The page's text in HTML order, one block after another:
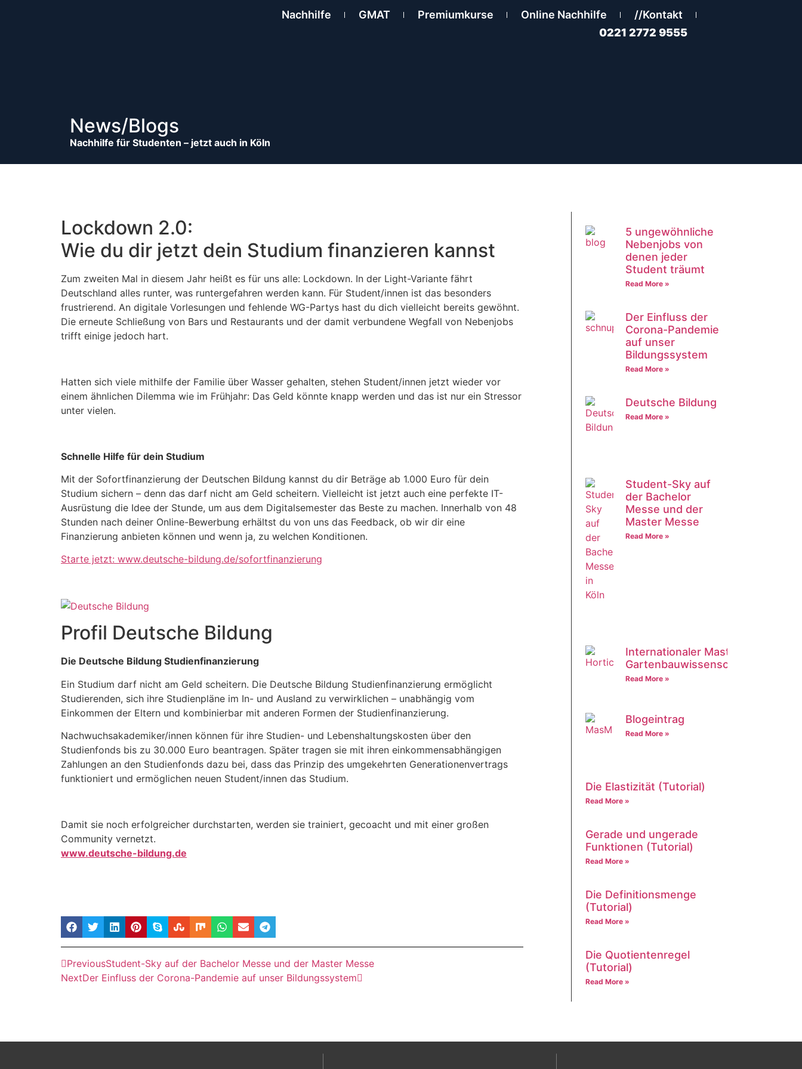
Nachhilfe GMAT Premiumkurse Online Nachhilfe
//Kontakt
0221 2772 9555
News/Blogs
Nachhilfe für Studenten – jetzt auch in Köln
Lockdown 2.0:
Wie du dir jetzt dein Studium finanzieren kannst
Zum zweiten Mal in diesem Jahr heißt es für uns alle: Lockdown. In der Light-Variante fährt
Deutschland alles runter, was runtergefahren werden kann. Für Student/innen ist das besonders
frustrierend. An digitale Vorlesungen und fehlende WG-Partys hast du dich vielleicht bereits gewöhnt.
Die erneute Schließung von Bars und Restaurants und der damit verbundene Wegfall von Nebenjobs
trifft einige jedoch hart.
Hatten sich viele mithilfe der Familie über Wasser gehalten, stehen Student/innen jetzt wieder vor
einem ähnlichen Dilemma wie im Frühjahr: Das Geld könnte knapp werden und das ist nur ein Stressor
unter vielen.
Schnelle Hilfe für dein Studium
Mit der Sofortfinanzierung der Deutschen Bildung kannst du dir Beträge ab 1.000 Euro für dein
Studium sichern – denn das darf nicht am Geld scheitern. Vielleicht ist jetzt auch eine perfekte IT-
Ausrüstung die Idee der Stunde, um aus dem Digitalsemester das Beste zu machen. Innerhalb von 48
Stunden nach deiner Online-Bewerbung erhältst du von uns das Feedback, ob wir dir eine
Finanzierung anbieten können und wenn ja, zu welchen Konditionen.
Starte jetzt: www.deutsche-bildung.de/sofortfinanzierung
Profil Deutsche Bildung
Die Deutsche Bildung Studienfinanzierung
Ein Studium darf nicht am Geld scheitern. Die Deutsche Bildung Studienfinanzierung ermöglicht
Studierenden, sich ihre Studienpläne im In- und Ausland zu verwirklichen – unabhängig vom
Einkommen der Eltern und kombinierbar mit anderen Formen der Studienfinanzierung.
Nachwuchsakademiker/innen können für ihre Studien- und Lebenshaltungskosten über den
Studienfonds bis zu 30.000 Euro beantragen. Später tragen sie mit ihren einkommensabhängigen
Zahlungen an den Studienfonds dazu bei, dass das Prinzip des umgekehrten Generationenvertrags
funktioniert und ermöglichen neuen Student/innen das Studium.
Damit sie noch erfolgreicher durchstarten, werden sie trainiert, gecoacht und mit einer großen
Community vernetzt.
www.deutsche-bildung.de
PreviousStudent-Sky auf der Bachelor Messe und der Master Messe
NextDer Einfluss der Corona-Pandemie auf unser Bildungssystem
5 ungewöhnliche
Nebenjobs von
denen jeder
Student träumt
Read More »
Der Einfluss der
Corona-Pandemie
auf unser
Bildungssystem
Read More »
Deutsche Bildung
Read More »
Student-Sky auf
der Bachelor
Messe und der
Master Messe
Read More »
Internationaler Master in
Gartenbauwissenschaften
Read More »
Blogeintrag
Read More »
Die Elastizität (Tutorial)
Read More »
Gerade und ungerade
Funktionen (Tutorial)
Read More »
Die Definitionsmenge
(Tutorial)
Read More »
Die Quotientenregel
(Tutorial)
Read More »